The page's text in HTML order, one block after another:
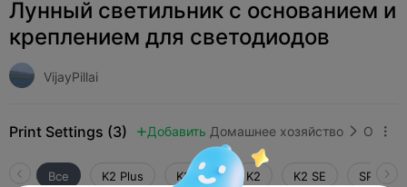
Лунный светильник с основанием и
креплением для светодиодов
VijayPillai
Print Settings (3)  Добавить Домашнее хозяйство  
Все K2 Plus K2 Pro K2 K2 SE SPARKX